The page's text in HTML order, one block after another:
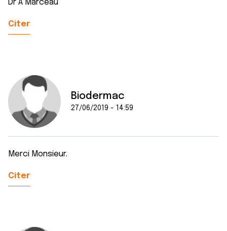
Dr A Marceau
Citer
Biodermac
27/06/2019 - 14:59
Merci Monsieur.
Citer